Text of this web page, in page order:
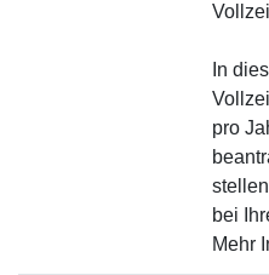
In
pro
bei
Mehr